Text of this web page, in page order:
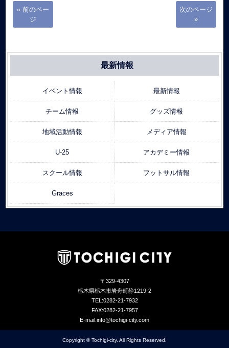
« 前のペー
ジ
次のページ
»
最新情報
イベント情報 最新情報
チーム情報 グッズ情報
地域活動情報 メディア情報
U-25 アカデミー情報
スクール情報 フットサル情報
Graces
〒329-4307
栃木県栃木市岩舟町静1219-2
TEL:0282-21-7932
FAX:0282-21-7957
E-mail:info@tochigi-city.com
Copyright © Tochigi-city. All Rights Reserved.